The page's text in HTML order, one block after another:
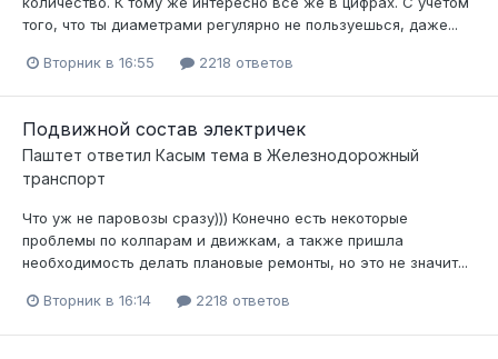
того, что ты диаметрами регулярно не пользуешься, даже...
Вторник в 16:55 2218 ответов
Подвижной состав электричек
Паштет ответил Касым тема в Железнодорожный
транспорт
Что уж не паровозы сразу))) Конечно есть некоторые
проблемы по колпарам и движкам, а также пришла
необходимость делать плановые ремонты, но это не значит...
Вторник в 16:14 2218 ответов